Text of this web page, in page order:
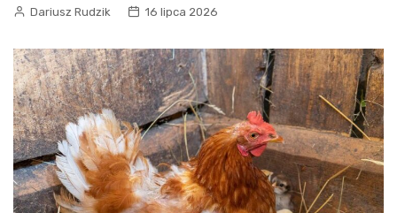
Dariusz Rudzik 16 lipca 2026